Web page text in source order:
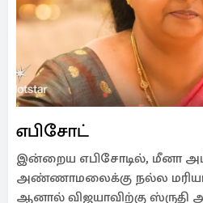
எபிசோட்
இன்றைய எபிசோடில், மீனா
அண்ணாமலைக்கு நல்ல
ஆனால் விஜயாவிற்கு ஸ்ருதி